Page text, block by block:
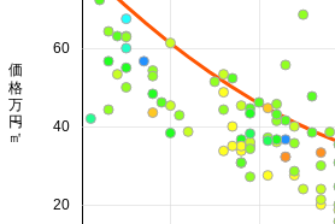
20
40
60
価格 万円/㎡